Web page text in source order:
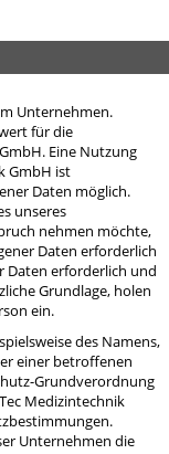
Unternehmen.
für die
Eine Nutzung
GmbH ist
Daten möglich.
unseres
nehmen möchte,
Daten erforderlich
Daten erforderlich und
Grundlage, holen
ein.
des Namens,
einer betroffenen
Grundverordnung
Medizintechnik
Unternehmen die